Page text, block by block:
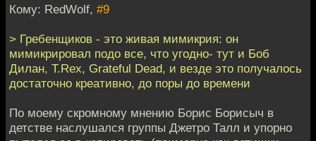
Кому: RedWolf, #9
> Гребенщиков - это живая мимикрия: он
мимикрировал подо все, что угодно- тут и Боб
Дилан, T.Rex, Grateful Dead, и везде это получалось
достаточно креативно, до поры до времени
По моему скромному мнению Борис Борисыч в
детстве наслушался группы Джетро Талл и упорно